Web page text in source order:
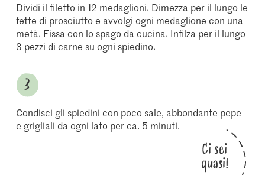
Dividi il filetto in 12 medaglioni. Dimezza per il lungo le
fette di prosciutto e avvolgi ogni medaglione con una
metà. Fissa con lo spago da cucina. Infilza per il lungo
3 pezzi di carne su ogni spiedino.
Condisci gli spiedini con poco sale, abbondante pepe
e grigliali da ogni lato per ca. 5 minuti.
Ci sei
quasi!